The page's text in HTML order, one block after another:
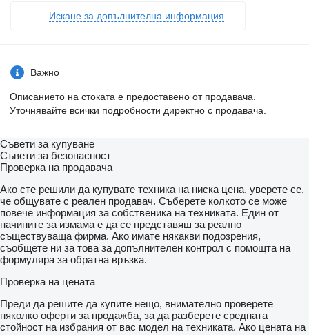
Искане за допълнителна информация
Важно
Описанието на стоката е предоставено от продавача.
Уточнявайте всички подробности директно с продавача.
Съвети за купуване
Съвети за безопасност
Проверка на продавача
Ако сте решили да купувате техника на ниска цена, уверете се,
че общувате с реален продавач. Съберете колкото се може
повече информация за собственика на техниката. Един от
начините за измама е да се представяш за реално
съществуваща фирма. Ако имате някакви подозрения,
съобщете ни за това за допълнителен контрол с помощта на
формуляра за обратна връзка.
Проверка на цената
Преди да решите да купите нещо, внимателно проверете
няколко оферти за продажба, за да разберете средната
стойност на избрания от вас модел на техниката. Ако цената на